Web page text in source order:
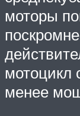
моторы
мотоцикл
менее